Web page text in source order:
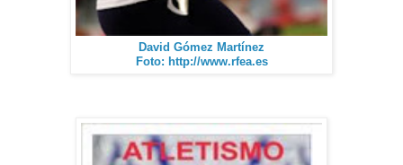
David Gómez Martínez
Foto: http://www.rfea.es